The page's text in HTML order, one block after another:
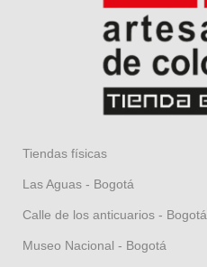
Tiendas físicas
Las Aguas - Bogotá
Calle de los anticuarios - Bogotá
Museo Nacional - Bogotá